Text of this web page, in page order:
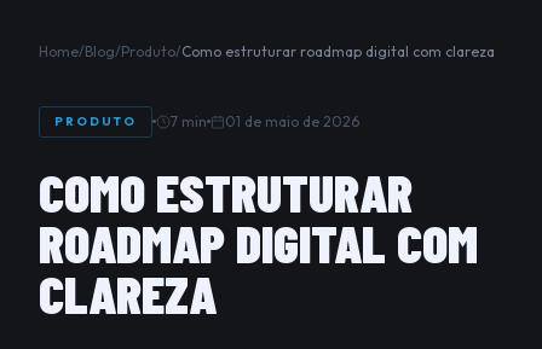
Home/Blog/Produto/Como estruturar roadmap digital com clareza
PRODUTO 7 min 01 de maio de 2026
COMO ESTRUTURAR
ROADMAP DIGITAL COM
CLAREZA